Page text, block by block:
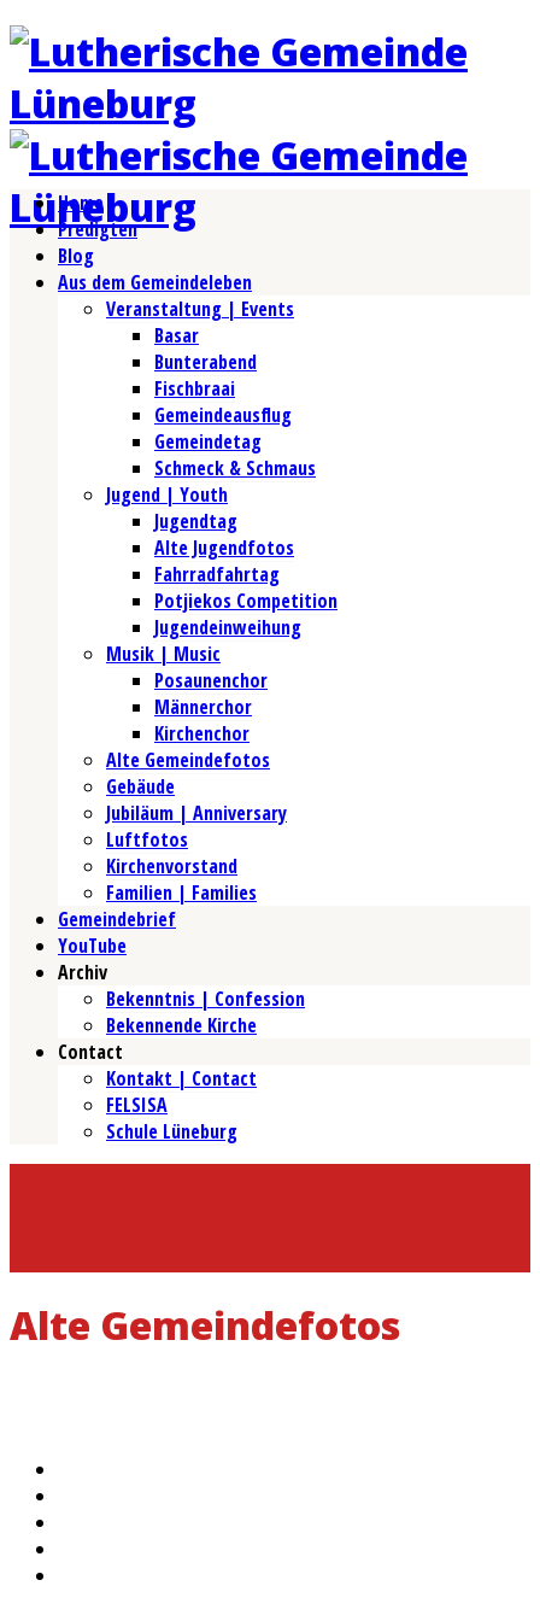
Home
Predigten
Blog
Aus dem Gemeindeleben
Veranstaltung | Events
Basar
Bunterabend
Fischbraai
Gemeindeausflug
Gemeindetag
Schmeck & Schmaus
Jugend | Youth
Jugendtag
Alte Jugendfotos
Fahrradfahrtag
Potjiekos Competition
Jugendeinweihung
Musik | Music
Posaunenchor
Männerchor
Kirchenchor
Alte Gemeindefotos
Gebäude
Jubiläum | Anniversary
Luftfotos
Kirchenvorstand
Familien | Families
Gemeindebrief
YouTube
Archiv
Bekenntnis | Confession
Bekennende Kirche
Contact
Kontakt | Contact
FELSISA
Schule Lüneburg
Alte Gemeindefotos